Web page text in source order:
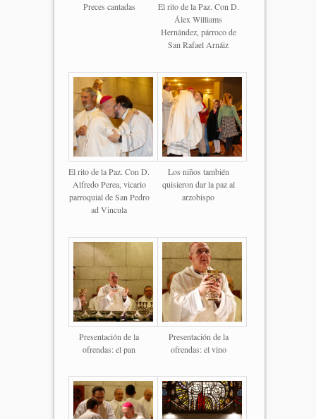
Preces cantadas
El rito de la Paz. Con D.
Álex Williams
Hernández, párroco de
San Rafael Arnáiz
El rito de la Paz. Con D.
Alfredo Perea, vicario
parroquial de San Pedro
ad Vincula
Los niños también
quisieron dar la paz al
arzobispo
Presentación de la
ofrendas: el pan
Presentación de la
ofrendas: el vino